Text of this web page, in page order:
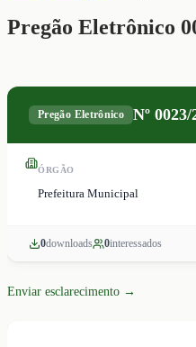
Pregão Eletrônico
Pregão Eletrônico Nº0023/
ÓRGÃO
Prefeitura Municipal
0downloads 0interessados
Enviar esclarecimento →